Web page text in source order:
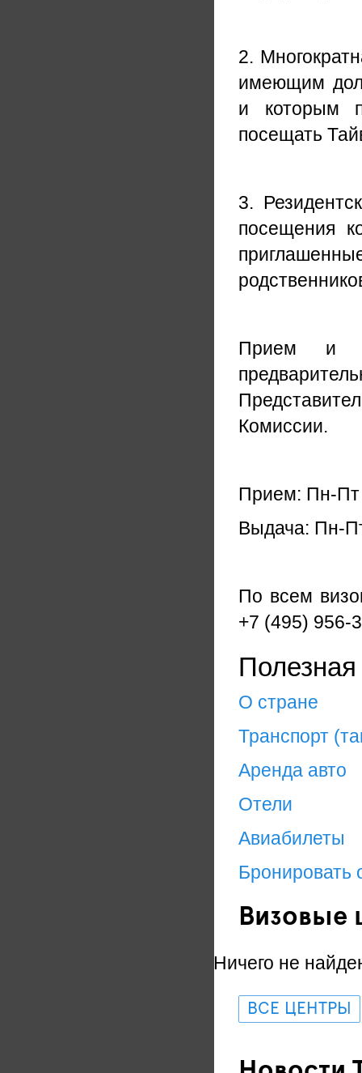
2.
имеющим
и которым
посещать
3.
посещения
Прием и
Комиссии.
Прием: Пн-Пт
Выдача: Пн-
По всем
+7 (495) 956-
О стране
Транспорт
Аренда авто
Отели
Авиабилеты
Бронировать
Визовые
Ничего не
ВСЕ ЦЕНТРЫ